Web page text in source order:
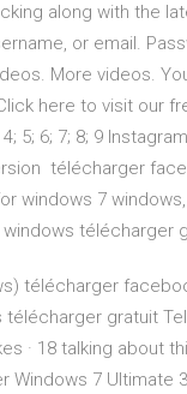
along with the
or email.
More videos.
here to visit our
5; 6; 7; 8; 9
télécharger
windows 7
télécharger
télécharger
gratuit
· 18 talking about
7 Ultimate